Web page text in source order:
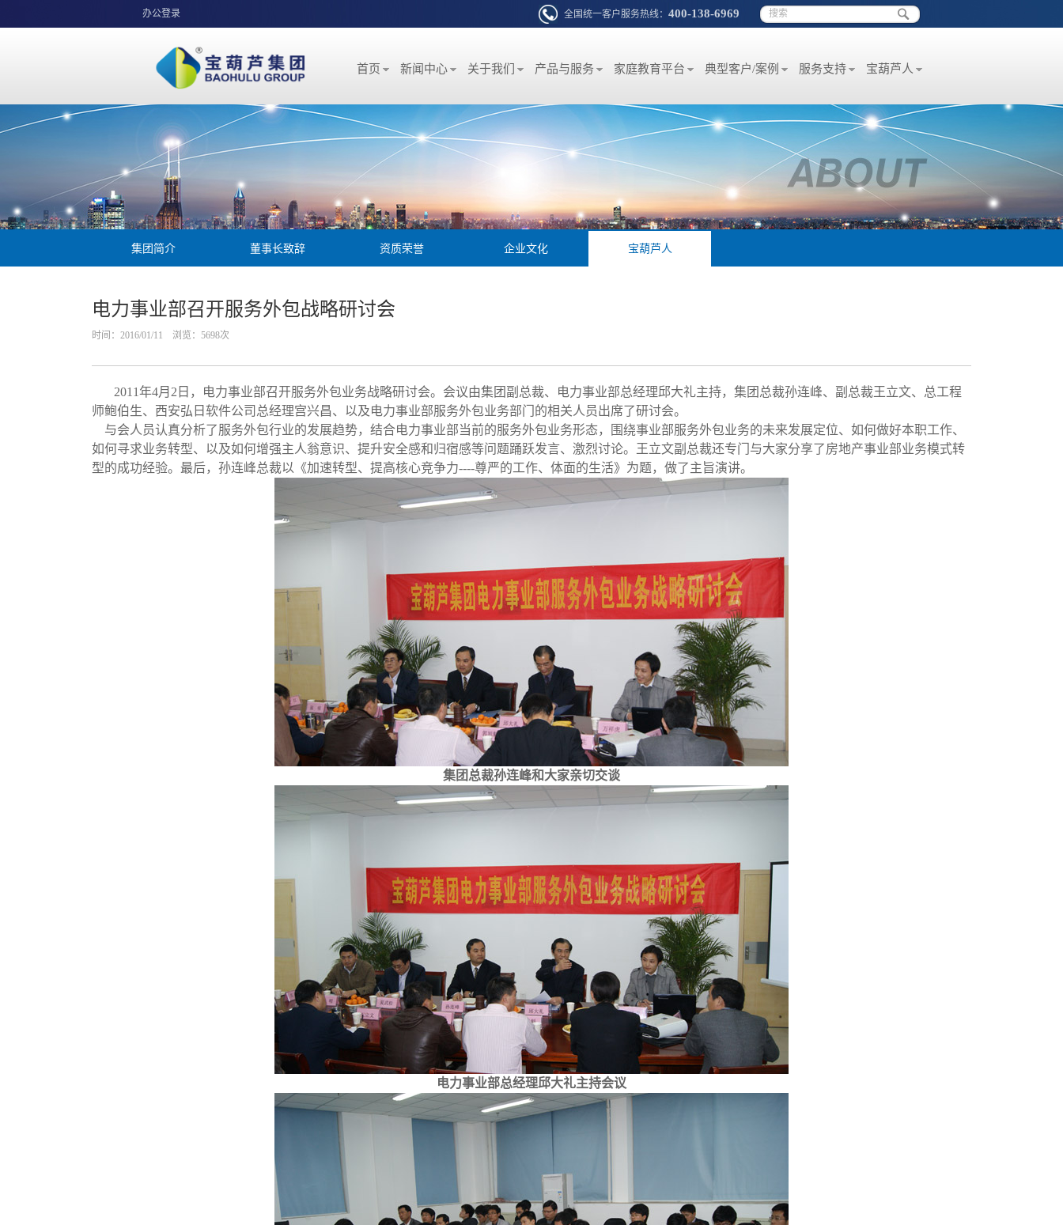
办公登录 全国统一客户服务热线： 400-138-6969
首页 新闻中心 关于我们 产品与服务 家庭教育平台 典型客户/案例 服务支持 宝葫芦人
集团简介 董事长致辞 资质荣誉 企业文化 宝葫芦人
电力事业部召开服务外包战略研讨会
时间：2016/01/11 浏览： 5698次
2011年4月2日，电力事业部召开服务外包业务战略研讨会。会议由集团副总裁、电力事业部总经理邱大礼主持，集团总裁孙连峰、副总裁王立文、总工程
师鲍伯生、西安弘日软件公司总经理宫兴昌、以及电力事业部服务外包业务部门的相关人员出席了研讨会。
与会人员认真分析了服务外包行业的发展趋势，结合电力事业部当前的服务外包业务形态，围绕事业部服务外包业务的未来发展定位、如何做好本职工作、
如何寻求业务转型、以及如何增强主人翁意识、提升安全感和归宿感等问题踊跃发言、激烈讨论。王立文副总裁还专门与大家分享了房地产事业部业务模式转
型的成功经验。最后，孙连峰总裁以《加速转型、提高核心竞争力----尊严的工作、体面的生活》为题，做了主旨演讲。
集团总裁孙连峰和大家亲切交谈
电力事业部总经理邱大礼主持会议